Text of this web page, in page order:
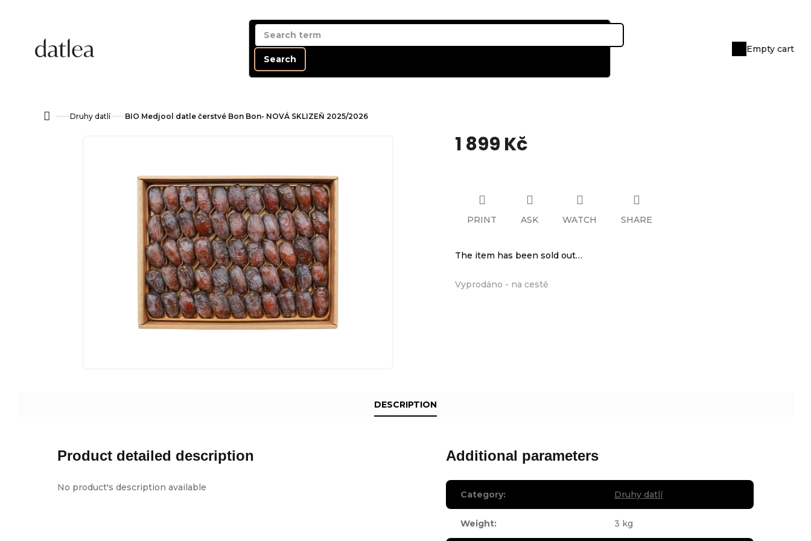
Search
Shopping
Empty cart
HomeDruhy datlí BIO Medjool datle čerstvé Bon Bon- NOVÁ SKLIZEŇ 2025/2026
1 899 Kč
Vyprodáno - na cestě
The item has been sold out…
PRINT ASK WATCH SHARE
DESCRIPTION
Product detailed description
No product's description available
Additional parameters
Category: Druhy datlí
Weight: 3 kg